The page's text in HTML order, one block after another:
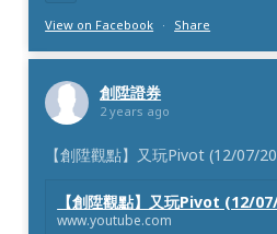
View on Facebook · Share
創陞證券
2 years ago
【創陞觀點】又玩Pivot (12/07/
【創陞觀點】又玩Pivot (12/
www.youtube.com